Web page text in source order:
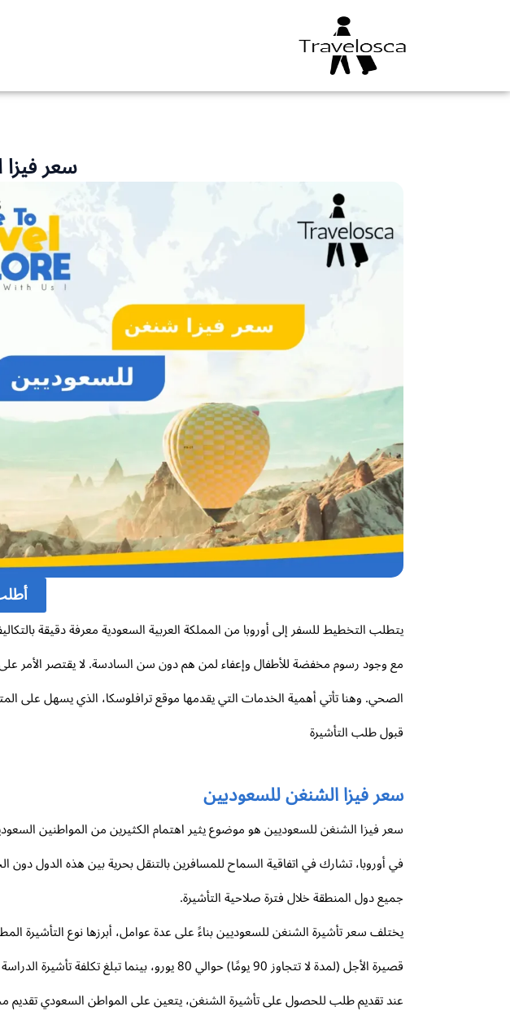
سعر
مع وجود رسوم مخفضة للأطفال وإعفاء لمن هم دون سن السادسة. لا يقتصر الأمر
الصحي. وهنا تأتي أهمية الخدمات التي يقدمها موقع ترافلوسكا، الذي يسهل على
قبول طلب التأشيرة
سعر فيزا الشنغن للسعوديين
في أوروبا، تشارك في اتفاقية السماح للمسافرين بالتنقل بحرية بين هذه الدول
جميع دول المنطقة خلال فترة صلاحية التأشيرة.
يختلف سعر تأشيرة الشنغن للسعوديين بناءً على عدة عوامل، أبرزها نوع التأشيرة
قصيرة الأجل (لمدة لا تتجاوز 90 يومًا) حوالي 80 يورو، بينما تبلغ تكلفة تأشيرة الدراسة أو العمل طويلة الأجل مبالغ أعلى.
عند تقديم طلب للحصول على تأشيرة الشنغن، يتعين على المواطن السعودي